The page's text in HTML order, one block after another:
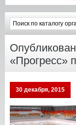
«Прогресс»
30 декабря, 2015